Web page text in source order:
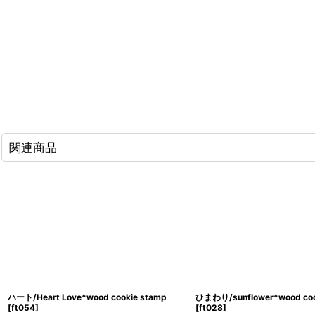
関連商品
ハート/Heart Love*wood cookie stamp
[ft054]
ひまわり/sunflower*wood
[ft028]